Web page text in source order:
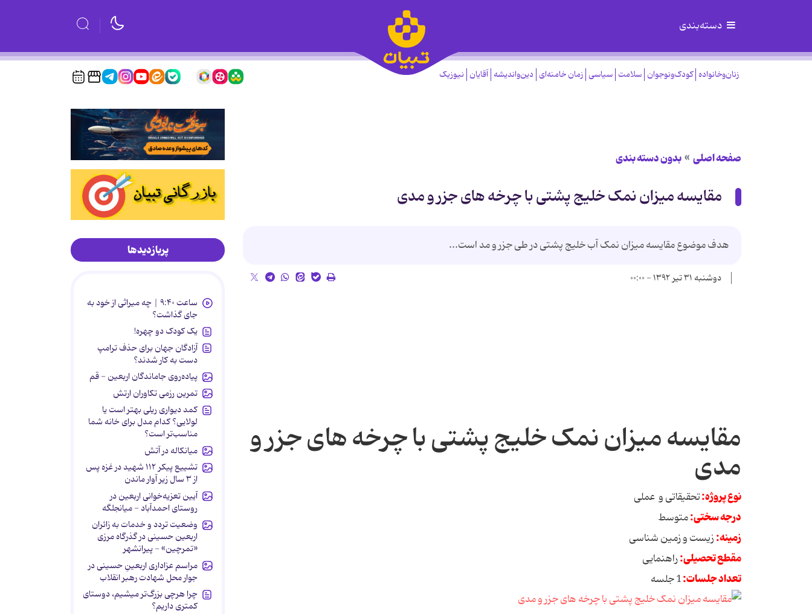
دسته‌بندی
زنان‌وخانواده کودک‌ونوجوان سلامت سیاسی زمان خامنه‌ای دین‌واندیشه آقایان نیوزیک
صفحه اصلی بدون دسته بندی
مقایسه میزان نمک خلیج پشتی با چرخه های جزر و مدی
هدف موضوع مقایسه میزان نمک آب خلیج پشتی در طی جزر و مد است...
دوشنبه ۳۱ تیر ۱۳۹۲ - ۰۰:۰۰
مقایسه میزان نمک خلیج پشتی با چرخه های جزر و
مدی
نوع پروژه:تحقیقاتی و عملی
درجه سختی:متوسط
زمینه:زیست و زمین شناسی
مقطع تحصیلی:راهنمایی
تعداد جلسات:1 جلسه
پربازدیدها
ساعت ۹:۴۰ | چه میراثی از خود به
جای گذاشت؟
یک کودک دو چهره!
آزادگان جهان برای حذف ترامپ
دست به کار شدند؟
پیاده‌روی جاماندگان اربعین - قم
تمرین رزمی تکاوران ارتش
کمد دیواری ریلی بهتر است یا
لولایی؟ کدام مدل برای خانه شما
مناسب‌تر است؟
میانکاله در آتش
تشییع پیکر ۱۱۲ شهید در غزه پس
از ۳ سال زیر آوار ماندن
آیین تعزیه‌خوانی اربعین در
روستای احمدآباد - میانجلگه
وضعیت تردد و خدمات به زائران
اربعین حسینی در گذرگاه مرزی
«تمرچین» - پیرانشهر
مراسم عزاداری اربعینِ حسینی در
جوار محل شهادت رهبر انقلاب
چرا هرچی بزرگ‌تر میشیم، دوستای
کمتری داریم؟